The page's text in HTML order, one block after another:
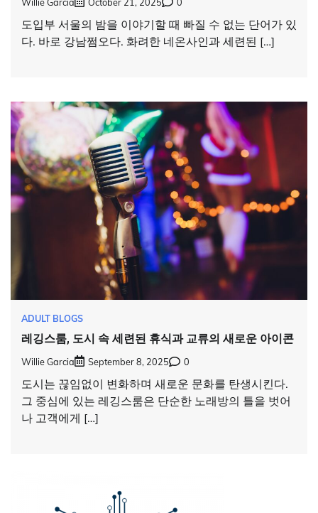
도입부 서울의 밤을 이야기할 때 빠질 수 없는 단어가 있
다. 바로 강남쩜오다. 화려한 네온사인과 세련된 […]
ADULT BLOGS
레깅스룸, 도시 속 세련된 휴식과 교류의 새로운 아이콘
Willie Garcia September 8, 2025 0
도시는 끊임없이 변화하며 새로운 문화를 탄생시킨다.
그 중심에 있는 레깅스룸은 단순한 노래방의 틀을 벗어
나 고객에게 […]